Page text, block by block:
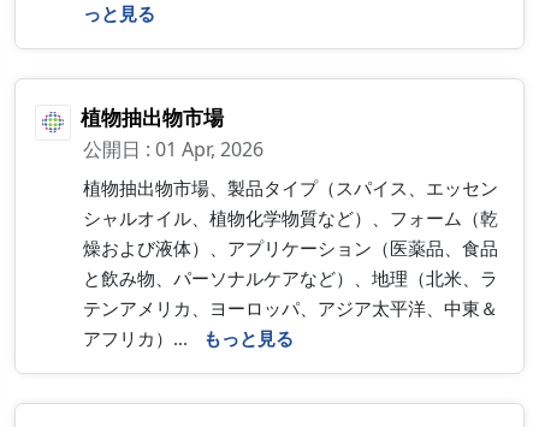
っと見る
植物抽出物市場
公開日 : 01 Apr, 2026
植物抽出物市場、製品タイプ（スパイス、エッセン
シャルオイル、植物化学物質など）、フォーム（乾
燥および液体）、アプリケーション（医薬品、食品
と飲み物、パーソナルケアなど）、地理（北米、ラ
テンアメリカ、ヨーロッパ、アジア太平洋、中東＆
アフリカ）...
もっと見る